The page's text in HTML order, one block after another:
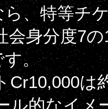
ら、特等チ
会身分度7
す。
Cr10,000は
ル的なイメ